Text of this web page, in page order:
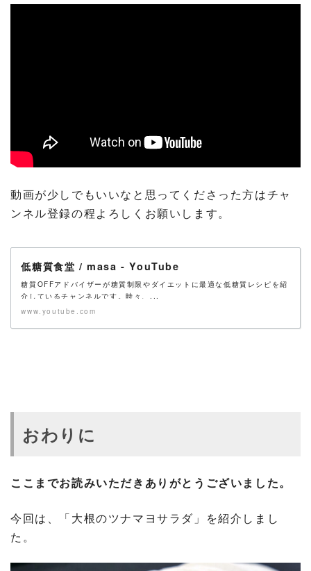
動画が少しでもいいなと思ってくださった方はチャ
ンネル登録の程よろしくお願いします。
低糖質食堂 / masa - YouTube
糖質OFFアドバイザーが糖質制限やダイエットに最適な低糖質レシピを紹
介しているチャンネルです。時々、...
www.youtube.com
おわりに
ここまでお読みいただきありがとうございました。
今回は、「大根のツナマヨサラダ」を紹介しまし
た。